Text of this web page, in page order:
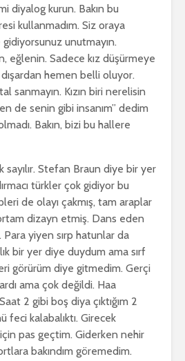
diyalog kurun. Bakın bu
kullanmadım. Siz oraya
unutmayın.
eğlenin. Sadece kız düşürmeye
hemen belli oluyor.
sanmayın. Kızın biri nerelisin
de senin gibi insanım” dedim
Bakın, bizi bu hallere
sayılır. Stefan Braun diye bir yer
türkler çok gidiyor bu
de olayı çakmış, tam araplar
dizayn etmiş. Dans eden
Para yiyen sırp hatunlar da
bir yer diye duydum ama sırf
görürüm diye gitmedim. Gerçi
ama çok değildi. Haa
2 gibi boş diya çıktığım 2
feci kalabalıktı. Girecek
için pas geçtim. Giderken nehir
bakındım göremedim.